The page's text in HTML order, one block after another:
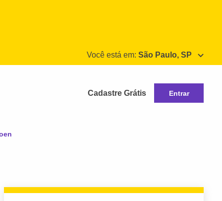
Você está em: São Paulo, SP
Cadastre Grátis Entrar